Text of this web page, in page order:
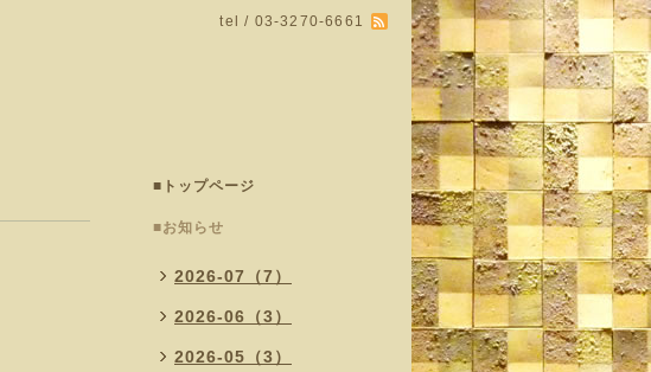
tel / 03-3270-6661
■トップページ
■お知らせ
2026-07（7）
2026-06（3）
2026-05（3）